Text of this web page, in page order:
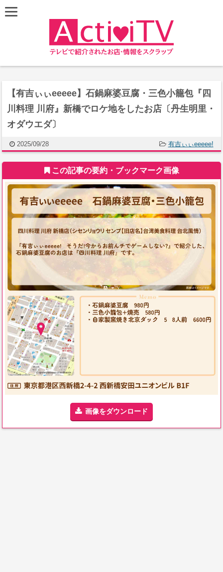
【有吉ぃぃeeeee】石鍋麻婆豆腐・三色小籠包『四
川料理 川府』新橋でロケ地をしたお店〔丹生明里・
オダウエダ〕
2025/09/28 有吉ぃぃeeeee!
この記事の要約・ブックマーク画像
画像をダウンロード